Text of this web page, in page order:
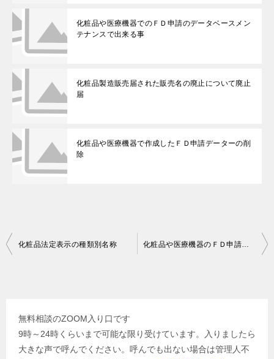
化粧品や医療機器でのＦＤ申請のデータベースメン
テナンスで出来る事
化粧品製造販売届された販売名の廃止について廃止
届
化粧品や医療機器で作成したＦＤ申請データーの削
除
投
化粧品法定表示の種類別名称 化粧品や医療機器のＦＤ申請のデータ移行
無料相談のZOOM入り口です
9時～24時くらいまで可能な限り受けています。入りましたら
大きな声で呼んでください。呼んでも出ない場合は管理人不